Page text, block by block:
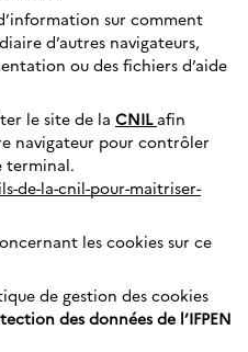
sur comment
d’autres navigateurs,
ou des fichiers d’aide
le site de la CNIL afin
navigateur pour contrôler
terminal.
de-la-cnil-pour-maitriser-
les cookies sur ce
de gestion des cookies
des données de l’IFPEN